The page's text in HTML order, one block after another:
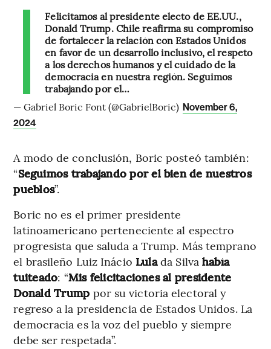
Felicitamos al presidente electo de EE.UU.,
Donald Trump. Chile reafirma su compromiso
de fortalecer la relación con Estados Unidos
en favor de un desarrollo inclusivo, el respeto
a los derechos humanos y el cuidado de la
democracia en nuestra región. Seguimos
trabajando por el…
— Gabriel Boric Font (@GabrielBoric) November 6,
2024
A modo de conclusión, Boric posteó también:
“Seguimos trabajando por el bien de nuestros
pueblos”.
Boric no es el primer presidente
latinoamericano perteneciente al espectro
progresista que saluda a Trump. Más temprano
el brasileño Luiz Inácio Lulada Silvahabía
tuiteado: “Mis felicitaciones al presidente
Donald Trump por su victoria electoral y
regreso a la presidencia de Estados Unidos. La
democracia es la voz del pueblo y siempre
debe ser respetada”.